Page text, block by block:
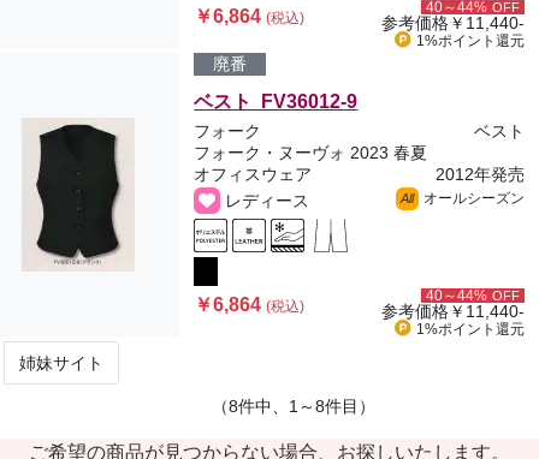
￥6,864(税込)
40～44% OFF
参考価格￥11,440-
1%ポイント 還元
廃番
ベスト FV36012-9
フォーク
ベスト
フォーク・ヌーヴォ 2023 春夏
オフィスウェア
2012年発売
レディース
All オールシーズン
￥6,864(税込)
40～44% OFF
参考価格￥11,440-
1%ポイント 還元
姉妹サイト
（8件中、1～8件目）
ご希望の商品が見つからない場合、お探しいたします。